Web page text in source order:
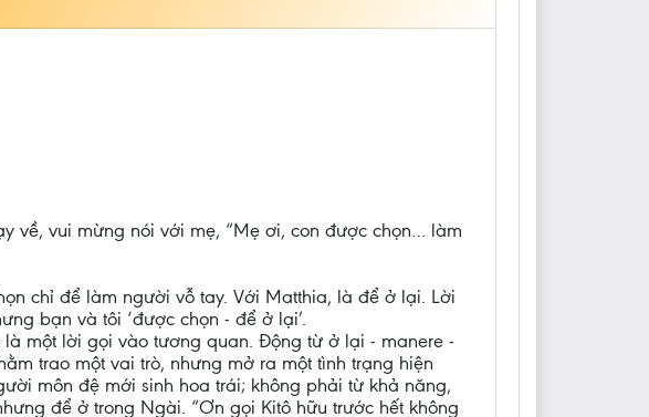
về, vui mừng nói với mẹ, “Mẹ ơi, con được chọn… làm
chỉ để làm người vỗ tay. Với Matthia, là để ở lại. Lời
bạn và tôi ‘được chọn - để ở lại’.
một lời gọi vào tương quan. Động từ ở lại - manere -
trao một vai trò, nhưng mở ra một tình trạng hiện
môn đệ mới sinh hoa trái; không phải từ khả năng,
để ở trong Ngài. “Ơn gọi Kitô hữu trước hết không